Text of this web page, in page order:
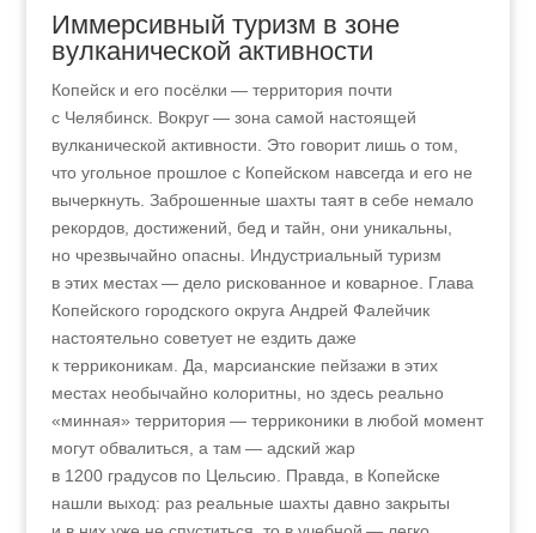
Иммерсивный туризм в зоне
вулканической активности
Копейск и его посёлки — территория почти
с Челябинск. Вокруг — зона самой настоящей
вулканической активности. Это говорит лишь о том,
что угольное прошлое с Копейском навсегда и его не
вычеркнуть. Заброшенные шахты таят в себе немало
рекордов, достижений, бед и тайн, они уникальны,
но чрезвычайно опасны. Индустриальный туризм
в этих местах — дело рискованное и коварное. Глава
Копейского городского округа Андрей Фалейчик
настоятельно советует не ездить даже
к терриконикам. Да, марсианские пейзажи в этих
местах необычайно колоритны, но здесь реально
«минная» территория — терриконики в любой момент
могут обвалиться, а там — адский жар
в 1200 градусов по Цельсию. Правда, в Копейске
нашли выход: раз реальные шахты давно закрыты